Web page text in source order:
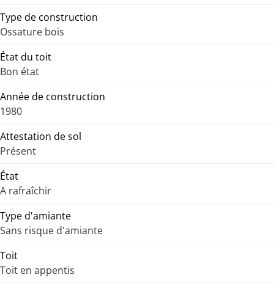
Type de construction
Ossature bois
État du toit
Bon état
Année de construction
1980
Attestation de sol
Présent
État
A rafraîchir
Type d'amiante
Sans risque d'amiante
Toit
Toit en appentis